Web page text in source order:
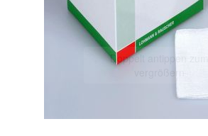
Doppelt antippen zum
vergrößern